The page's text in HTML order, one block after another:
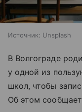
Источник: Unsplash
В Волгограде
у одной из
школ, чтобы
Об этом сообщает